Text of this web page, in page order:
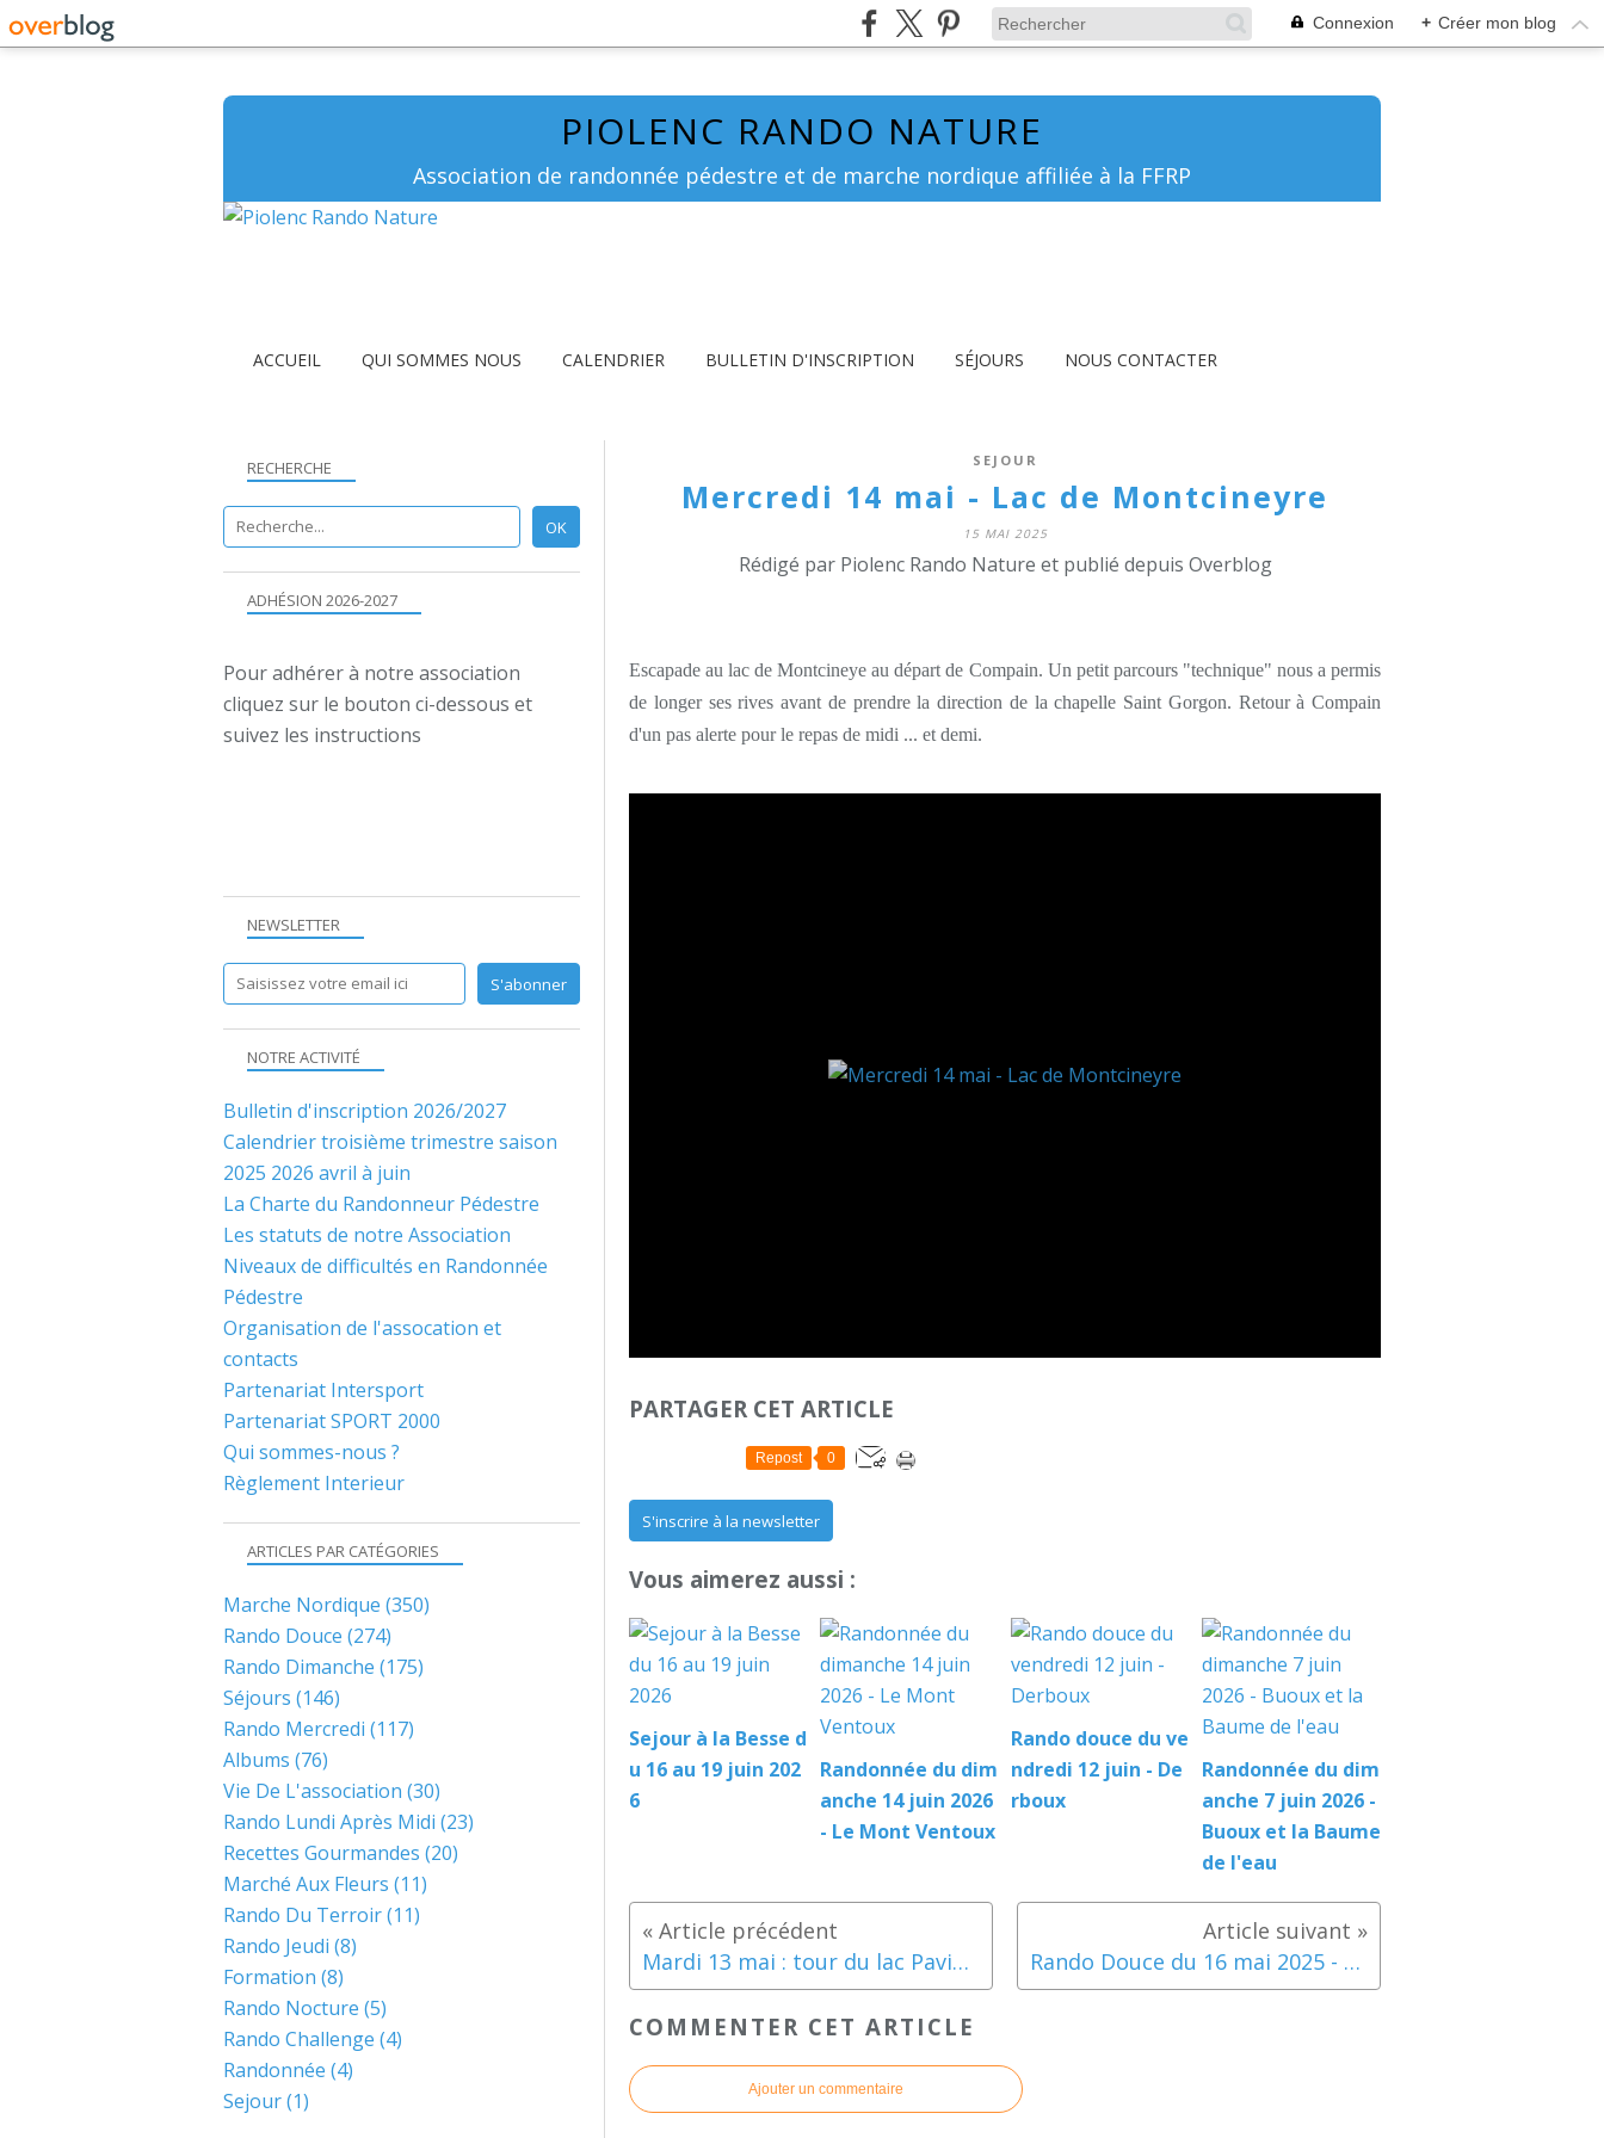
Connexion + Créer mon blog
PIOLENC RANDO NATURE
Association de randonnée pédestre et de marche nordique affiliée à la FFRP
ACCUEIL QUI SOMMES NOUS CALENDRIER BULLETIN D'INSCRIPTION SÉJOURS NOUS CONTACTER
SEJOUR
Mercredi 14 mai - Lac de Montcineyre
15 MAI 2025
Rédigé par Piolenc Rando Nature et publié depuis Overblog
Escapade au lac de Montcineye au départ de Compain. Un petit parcours "technique" nous a permis
de longer ses rives avant de prendre la direction de la chapelle Saint Gorgon. Retour à Compain
d'un pas alerte pour le repas de midi ... et demi.
PARTAGER CET ARTICLE
Repost 0
S'inscrire à la newsletter
Vous aimerez aussi :
Sejour à la Besse d
u 16 au 19 juin 202
6
Randonnée du dim
anche 14 juin 2026
- Le Mont Ventoux
Rando douce du ve
ndredi 12 juin - De
rboux
Randonnée du dim
anche 7 juin 2026 -
Buoux et la Baume
de l'eau
Mardi 13 mai : tour du lac Pavin et des cascades de Chiloza. Rando Douce du 16 mai 2025 - Aubignan
COMMENTER CET ARTICLE
Ajouter un commentaire
NEWSLETTER
RECHERCHE
NOTRE ACTIVITÉ
Bulletin d'inscription 2026/2027
Calendrier troisième trimestre saison
2025 2026 avril à juin
La Charte du Randonneur Pédestre
Les statuts de notre Association
Niveaux de difficultés en Randonnée
Pédestre
Organisation de l'assocation et
contacts
Partenariat Intersport
Partenariat SPORT 2000
Qui sommes-nous ?
Règlement Interieur
ARTICLES PAR CATÉGORIES
Marche Nordique (350)
Rando Douce (274)
Rando Dimanche (175)
Séjours (146)
Rando Mercredi (117)
Albums (76)
Vie De L'association (30)
Rando Lundi Après Midi (23)
Recettes Gourmandes (20)
Marché Aux Fleurs (11)
Rando Du Terroir(11)
Rando Jeudi (8)
Formation (8)
Rando Nocture (5)
Rando Challenge (4)
Randonnée (4)
Sejour(1)
ADHÉSION 2026-2027
Pour adhérer à notre association
cliquez sur le bouton ci-dessous et
suivez les instructions